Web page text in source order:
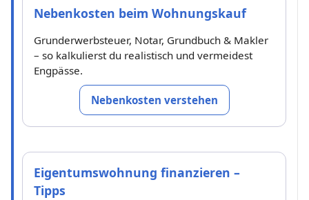
Nebenkosten beim Wohnungskauf
Grunderwerbsteuer, Notar, Grundbuch & Makler
– so kalkulierst du realistisch und vermeidest
Engpässe.
Nebenkosten verstehen
Eigentumswohnung finanzieren –
Tipps